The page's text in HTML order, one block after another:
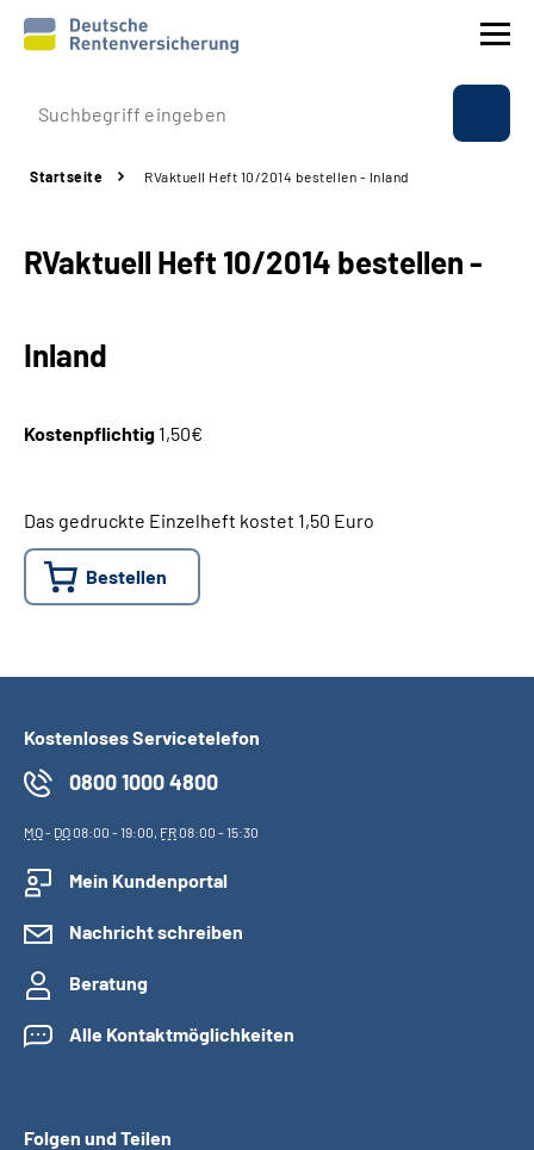
Prävention
Rente
Online-Services
Suche
Leichte Sprache
Mein Kundenportal
Startseite RVaktuell Heft 10/2014 bestellen - Inland
RVaktuell Heft 10/2014 bestellen -
Inland
Kostenpflichtig 1,50€
Das gedruckte Einzelheft kostet 1,50 Euro
Bestellen
Kostenloses Servicetelefon
0800 1000 4800
MO- DO08:00 - 19:00, FR08:00 - 15:30
Mein Kundenportal
Nachricht schreiben
Beratung
Alle Kontaktmöglichkeiten
Folgen und Teilen